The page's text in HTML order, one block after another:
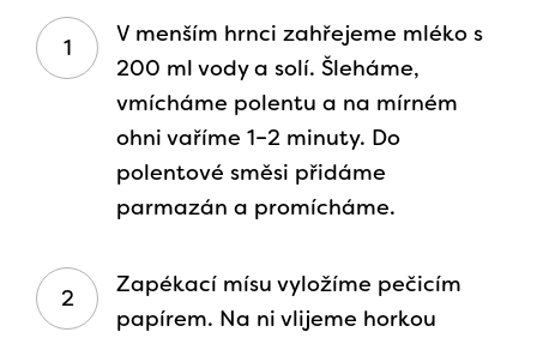
V menším hrnci zahřejeme mléko s
200 ml vody a solí. Šleháme,
vmícháme polentu a na mírném
ohni vaříme 1–2 minuty. Do
polentové směsi přidáme
parmazán a promícháme.
Zapékací mísu vyložíme pečicím
papírem. Na ni vlijeme horkou